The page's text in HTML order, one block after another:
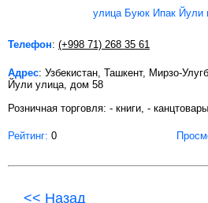
улица Буюк Ипак Йули
Телефон: (+998 71) 268 35 61
Адрес: Узбекистан, Ташкент, Мирзо-
Йули улица, дом 58
Розничная торговля: - книги, - канцтовары.
Рейтинг: 0
<< Назад